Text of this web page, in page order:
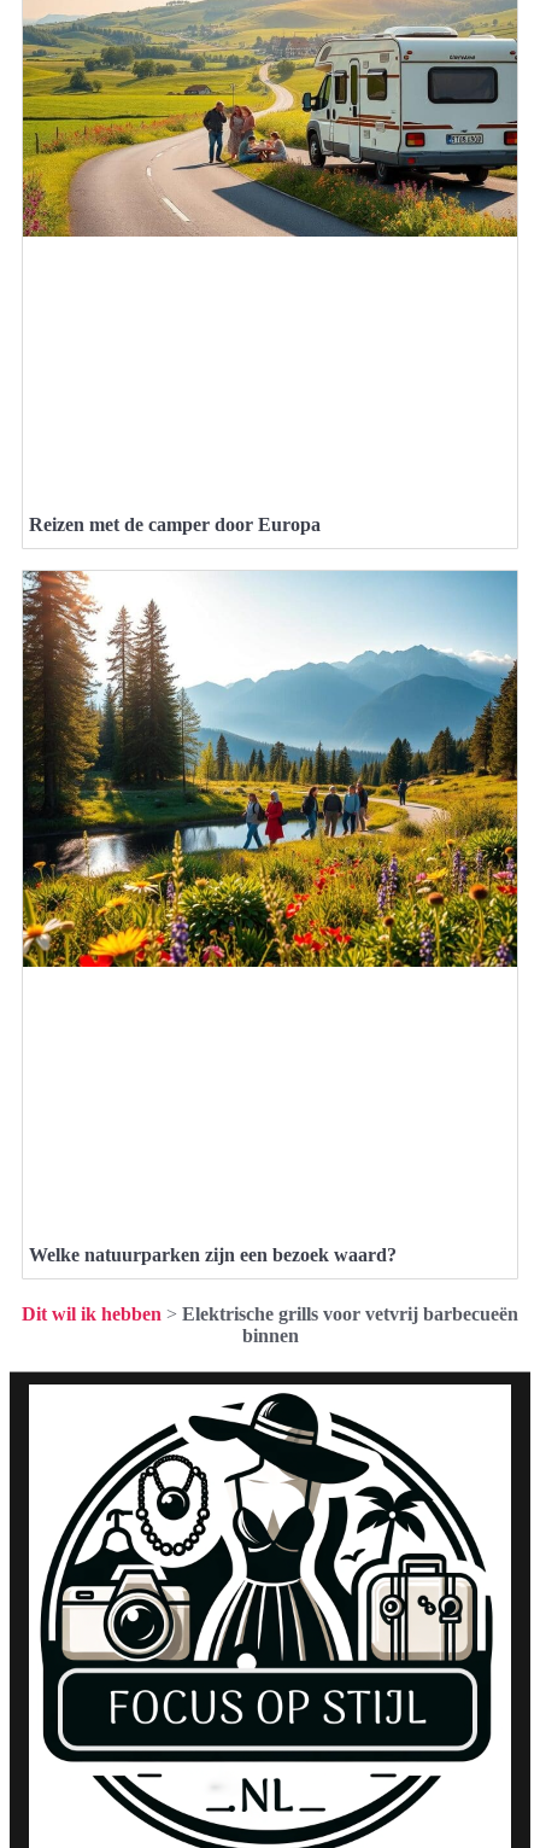
Reizen met de camper door Europa
Welke natuurparken zijn een bezoek waard?
Dit wil ik hebben > Elektrische grills voor vetvrij barbecueën
binnen